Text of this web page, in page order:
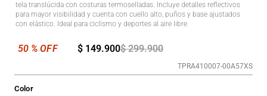
tela translúcida con costuras termoselladas. Incluye detalles reflectivos
para mayor visibilidad y cuenta con cuello alto, puños y base ajustados
con elástico. Ideal para ciclismo y deportes al aire libre
$ 299.900
$ 149.900
TPRA410007-00A57XS
Color